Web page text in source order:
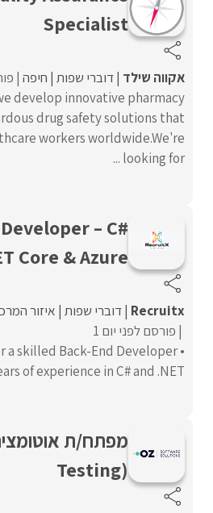
Specialist
אקווה שילד דוברי שפות חיפה
develop innovative pharmacy
drug safety solutions that
workers worldwide.We're
looking for ...
– C#
Core & Azure
Recruitx דוברי שפות איזור
פורסם לפני יום 1
a skilled Back-End Developer
of experience in C# and .NET ...
Testing)